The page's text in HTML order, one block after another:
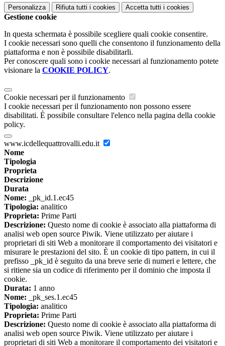
Personalizza Rifiuta tutti i cookies Accetta tutti i cookies
Gestione cookie
In questa schermata è possibile scegliere quali cookie consentire.
I cookie necessari sono quelli che consentono il funzionamento della
piattaforma e non è possibile disabilitarli.
Per conoscere quali sono i cookie necessari al funzionamento potete
visionare la COOKIE POLICY.
Cookie necessari per il funzionamento
I cookie necessari per il funzionamento non possono essere
disabilitati. È possibile consultare l'elenco nella pagina della cookie
policy.
www.icdellequattrovalli.edu.it
Nome
Tipologia
Proprieta
Descrizione
Durata
Nome: _pk_id.1.ec45
Tipologia: analitico
Proprieta: Prime Parti
Descrizione: Questo nome di cookie è associato alla piattaforma di
analisi web open source Piwik. Viene utilizzato per aiutare i
proprietari di siti Web a monitorare il comportamento dei visitatori e
misurare le prestazioni del sito. È un cookie di tipo pattern, in cui il
prefisso _pk_id è seguito da una breve serie di numeri e lettere, che
si ritiene sia un codice di riferimento per il dominio che imposta il
cookie.
Durata: 1 anno
Nome: _pk_ses.1.ec45
Tipologia: analitico
Proprieta: Prime Parti
Descrizione: Questo nome di cookie è associato alla piattaforma di
analisi web open source Piwik. Viene utilizzato per aiutare i
proprietari di siti Web a monitorare il comportamento dei visitatori e